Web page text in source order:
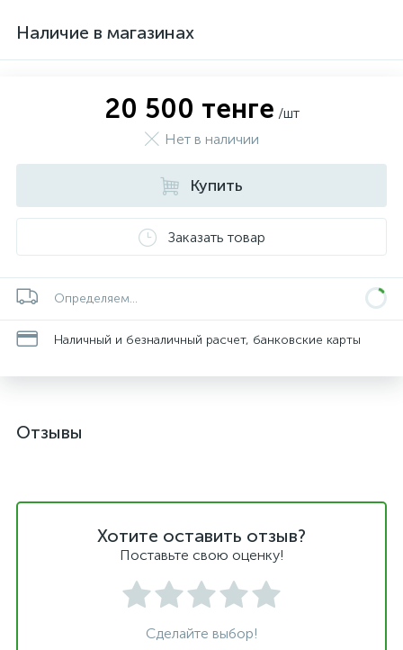
Наличие в магазинах
20 500 тенге /шт
Нет в наличии
Купить
Заказать товар
Определяем...
Наличный и безналичный расчет, банковские карты
Отзывы
Хотите оставить отзыв?
Поставьте свою оценку!
Сделайте выбор!